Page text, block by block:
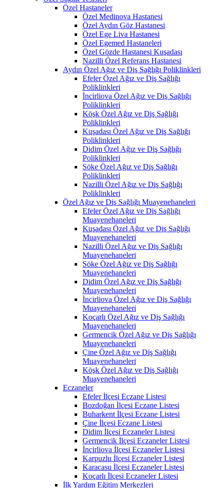
Özel Hastaneler
Özel Medinova Hastanesi
Özel Aydın Göz Hastanesi
Özel Ege Liva Hastanesi
Özel Egemed Hastaneleri
Özel Gözde Hastanesi Kuşadası
Nazilli Özel Referans Hastanesi
Aydın Özel Ağız ve Diş Sağlığı Poliklinkleri
Efeler Özel Ağız ve Diş Sağlığı
Poliklinkleri
İncirliova Özel Ağız ve Diş Sağlığı
Poliklinkleri
Köşk Özel Ağız ve Diş Sağlığı
Poliklinkleri
Kuşadası Özel Ağız ve Diş Sağlığı
Poliklinkleri
Didim Özel Ağız ve Diş Sağlığı
Poliklinkleri
Söke Özel Ağız ve Diş Sağlığı
Poliklinkleri
Nazilli Özel Ağız ve Diş Sağlığı
Poliklinkleri
Özel Ağız ve Diş Sağlığı Muayenehaneleri
Efeler Özel Ağız ve Diş Sağlığı
Muayenehaneleri
Kuşadası Özel Ağız ve Diş Sağlığı
Muayenehaneleri
Nazilli Özel Ağız ve Diş Sağlığı
Muayenehaneleri
Söke Özel Ağız ve Diş Sağlığı
Muayenehaneleri
Didim Özel Ağız ve Diş Sağlığı
Muayenehaneleri
İncirliova Özel Ağız ve Diş Sağlığı
Muayenehaneleri
Koçarlı Özel Ağız ve Diş Sağlığı
Muayenehaneleri
Germencik Özel Ağız ve Diş Sağlığı
Muayenehaneleri
Çine Özel Ağız ve Diş Sağlığı
Muayenehaneleri
Köşk Özel Ağız ve Diş Sağlığı
Muayenehaneleri
Eczaneler
Efeler İlçesi Eczane Listesi
Bozdoğan İlçesi Eczane Listesi
Buharkent İlçesi Eczane Listesi
Çine İlçesi Eczane Listesi
Didim İlçesi Eczaneler Listesi
Germencik İlçesi Eczaneler Listesi
İncirliova İlçesi Eczaneler Listesi
Karpuzlu İlçesi Eczaneler Listesi
Karacasu İlçesi Eczaneler Listesi
Koçarlı İlçesi Eczaneler Listesi
İlk Yardım Eğitim Merkezleri